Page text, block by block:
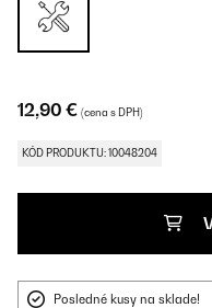
12,90 € (cena s DPH)
KÓD PRODUKTU: 10048204
Posledné kusy na sklade!